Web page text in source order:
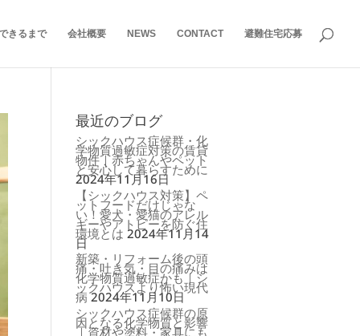
きるまで 会社概要 NEWS CONTACT 避難住宅応募
最近のブログ
シックハウス症候群・化
学物質過敏症対策の賃貸
物件｜赤ちゃんやペット
と安心して暮らすために
2024年11月16日
【シックハウス対策】ペ
ットフードだけじゃな
い！愛犬・愛猫のアレル
ギーやアトピーを防ぐ住
環境とは 2024年11月14
日
新築・リフォーム後の頭
痛・吐き気・目の痛みは
化学物質過敏症かも｜シ
ックハウスより怖い現代
病 2024年11月10日
シックハウス症候群の原
因となる化学物質と影響
｜資材や塗料・家具にも